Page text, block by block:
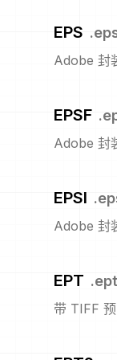
EPS .
Adobe 封
EPSF .
Adobe 封
EPSI .
Adobe 封
EPT .ept
带 TIFF